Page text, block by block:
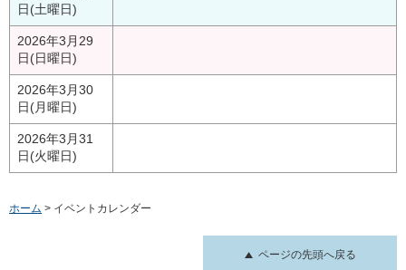
日(土曜日)
2026年3月29
日(日曜日)
2026年3月30
日(月曜日)
2026年3月31
日(火曜日)
ホーム > イベントカレンダー
ページの先頭へ戻る